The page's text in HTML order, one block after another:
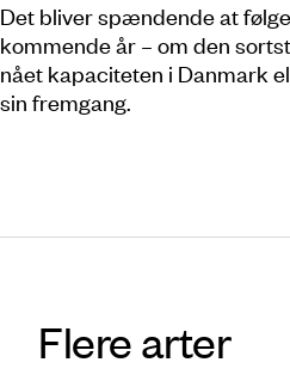
Det bliver spændende at
kommende år – om den
nået kapaciteten i Danmark
sin fremgang.
Flere arter